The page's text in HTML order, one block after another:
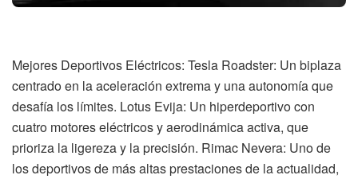
Mejores Deportivos Eléctricos: Tesla Roadster: Un biplaza
centrado en la aceleración extrema y una autonomía que
desafía los límites. Lotus Evija: Un hiperdeportivo con
cuatro motores eléctricos y aerodinámica activa, que
prioriza la ligereza y la precisión. Rimac Nevera: Uno de
los deportivos de más altas prestaciones de la actualidad,